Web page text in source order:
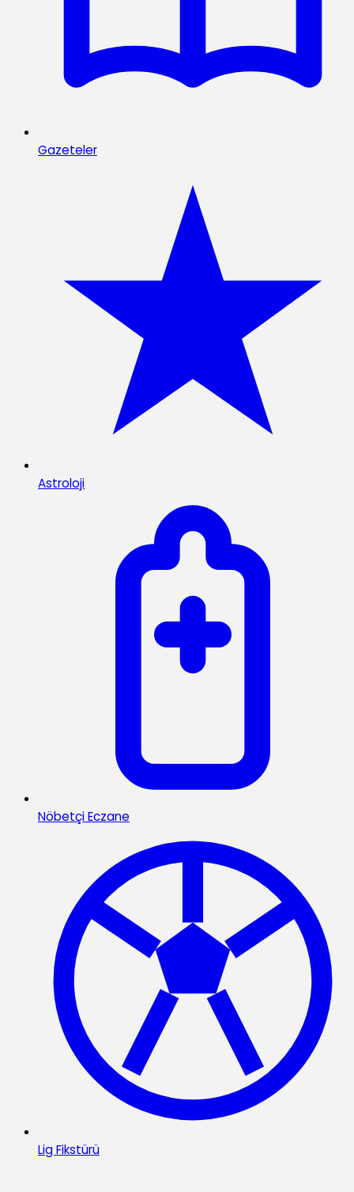
Gazeteler
Astroloji
Nöbetçi Eczane
Lig Fikstürü